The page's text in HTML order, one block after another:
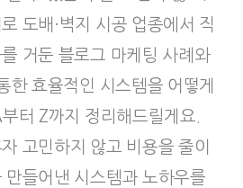
도배·벽지 시공 업종에서 직
거둔 블로그 마케팅 사례와
한 효율적인 시스템을 어떻게
터 Z까지 정리해드릴게요.
고민하지 않고 비용을 줄이
만들어낸 시스템과 노하우를